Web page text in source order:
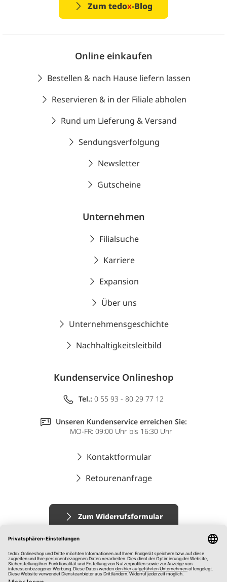
Zum tedox-Blog
Online einkaufen
Bestellen & nach Hause liefern lassen
Reservieren & in der Filiale abholen
Rund um Lieferung & Versand
Sendungsverfolgung
Newsletter
Gutscheine
Unternehmen
Filialsuche
Karriere
Expansion
Über uns
Unternehmensgeschichte
Nachhaltigkeitsleitbild
Kundenservice Onlineshop
Tel.: 0 55 93 - 80 29 77 12
Unseren Kundenservice erreichen Sie:
MO-FR: 09:00 Uhr bis 16:30 Uhr
Kontaktformular
Retourenanfrage
Zum Widerrufsformular
Impressum
AGB